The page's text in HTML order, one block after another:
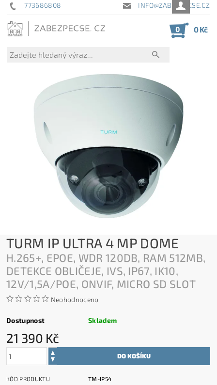
773686808 INFO@ZABEZPECSE.CZ
0 0 Kč
TURM IP ULTRA 4 MP DOME
H.265+, EPOE, WDR 120DB, RAM 512MB,
DETEKCE OBLIČEJE, IVS, IP67, IK10,
12V/1,5A/POE, ONVIF, MICRO SD SLOT
Neohodnoceno
Dostupnost Skladem
21 390 Kč
KÓD PRODUKTU
TM-IP54